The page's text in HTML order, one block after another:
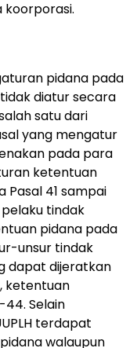
pidana pada
diatur secara
satu dari
yang mengatur
pada para
ketentuan
Pasal 41 sampai
tindak
pidana pada
unsur tindak
dapat dijeratkan
ketentuan
Selain
terdapat
walaupun